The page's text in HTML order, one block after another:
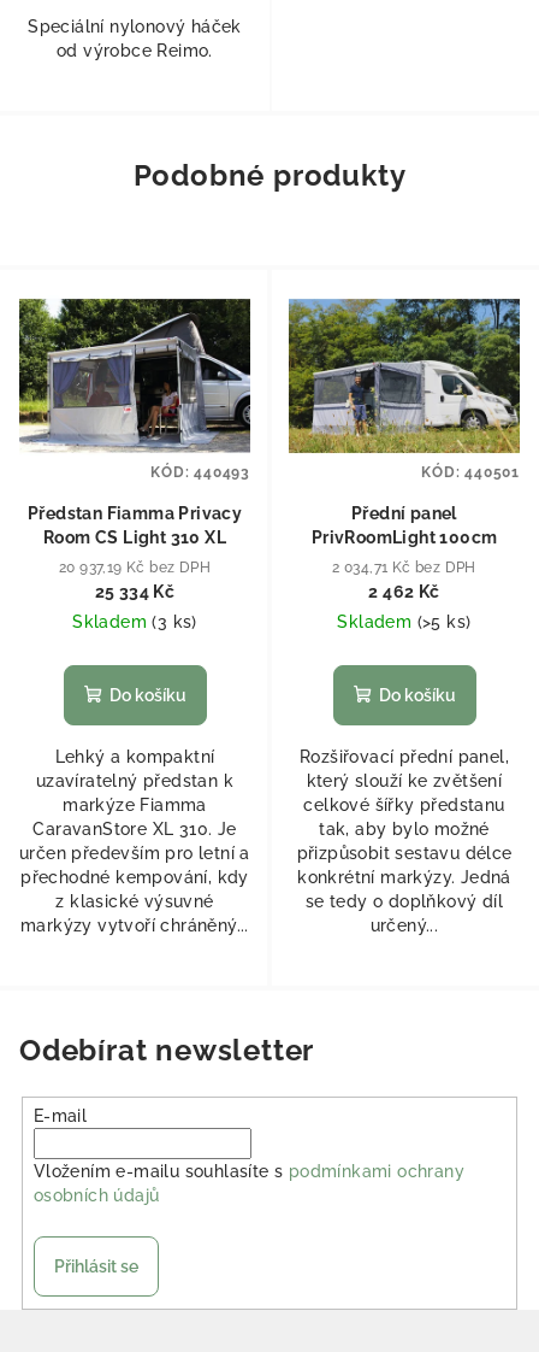
Speciální nylonový háček
od výrobce Reimo.
Podobné produkty
Předstan Fiamma Privacy
Room CS Light 310 XL
20 937,19 Kč bez DPH
25 334 Kč
Skladem(3 ks)
Do košíku
Lehký a kompaktní
uzavíratelný předstan k
markýze Fiamma
CaravanStore XL 310. Je
určen především pro letní a
přechodné kempování, kdy
z klasické výsuvné
markýzy vytvoří chráněný...
KÓD:440493
Přední panel
PrivRoomLight 100cm
2 034,71 Kč bez DPH
2 462 Kč
Skladem (>5 ks)
Do košíku
Rozšiřovací přední panel,
který slouží ke zvětšení
celkové šířky předstanu
tak, aby bylo možné
přizpůsobit sestavu délce
konkrétní markýzy. Jedná
se tedy o doplňkový díl
určený...
KÓD:440501
Odebírat newsletter
E-mail
Vložením e-mailu souhlasíte s podmínkami ochrany
osobních údajů
Přihlásit se